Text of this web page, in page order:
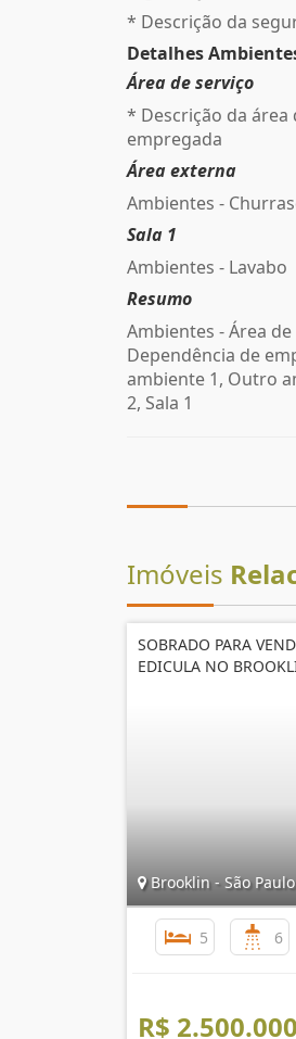
* Descrição da
Detalhes
Área de serviço
* Descrição da
empregada
Área externa
Ambientes -
Sala 1
Ambientes - Lavabo
Resumo
Ambientes - Área
Dependência de
ambiente 1, Outro
2, Sala 1
Imóveis
SOBRADO PARA
EDICULA NO
Brooklin - São Paulo
5 6
R$